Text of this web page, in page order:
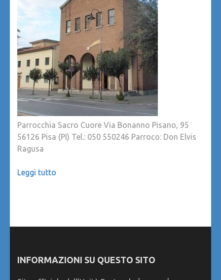
Parrocchia Sacro Cuore Via Bonanno Pisano, 95
56126 Pisa (PI) Tel.: 050 550246 Parroco: Don Elvis
Ragusa
Leggi tutto
INFORMAZIONI SU QUESTO SITO